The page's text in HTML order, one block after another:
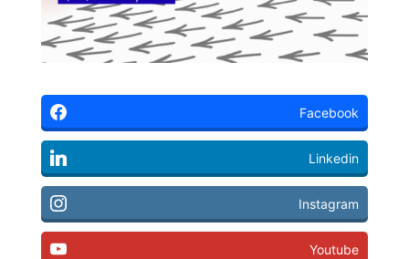
Facebook
Linkedin
Instagram
Youtube